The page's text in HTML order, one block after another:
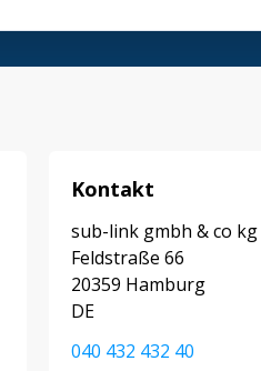
Kontakt
sub-link gmbh & co kg
Feldstraße 66
20359 Hamburg
DE
040 432 432 40